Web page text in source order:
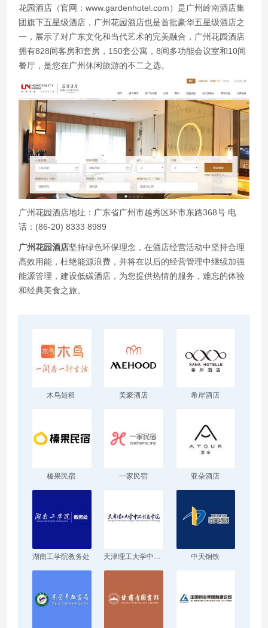
花园酒店（官网：www.gardenhotel.com）是广州岭南酒店集
团旗下五星级酒店，广州花园酒店也是首批豪华五星级酒店之
一，展示了对广东文化和当代艺术的完美融合，广州花园酒店
拥有828间客房和套房，150套公寓，8间多功能会议室和10间
餐厅，是您在广州休闲旅游的不二之选。
广州花园酒店地址：广东省广州市越秀区环市东路368号 电
话：(86-20) 8333 8989
广州花园酒店坚持绿色环保理念，在酒店经营活动中坚持合理
高效用能，杜绝能源浪费，并将在以后的经营管理中继续加强
能源管理，建设低碳酒店，为您提供热情的服务，难忘的体验
和经典美食之旅。
木鸟短租 美豪酒店 希岸酒店
榛果民宿 一家民宿 亚朵酒店
湖南工学院教务处 天津理工大学中环信息学院 中天钢铁